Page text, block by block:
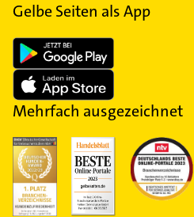
Gelbe Seiten als App
Mehrfach ausgezeichnet